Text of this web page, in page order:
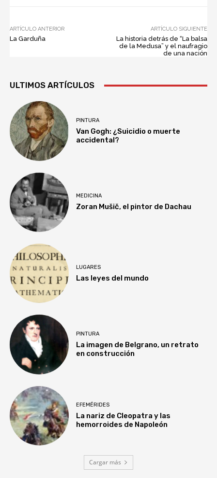
ARTÍCULO ANTERIOR
La Garduña
ARTÍCULO SIGUIENTE
La historia detrás de “La balsa
de la Medusa” y el naufragio
de una nación
ULTIMOS ARTÍCULOS
PINTURA
Van Gogh: ¿Suicidio o muerte
accidental?
MEDICINA
Zoran Mušič, el pintor de Dachau
LUGARES
Las leyes del mundo
PINTURA
La imagen de Belgrano, un retrato
en construcción
EFEMÉRIDES
La nariz de Cleopatra y las
hemorroides de Napoleón
Cargar más